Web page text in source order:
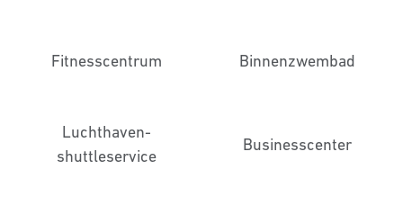
Fitness­centrum Binnenzwembad
Luchthaven­
shuttleservice
Business­center